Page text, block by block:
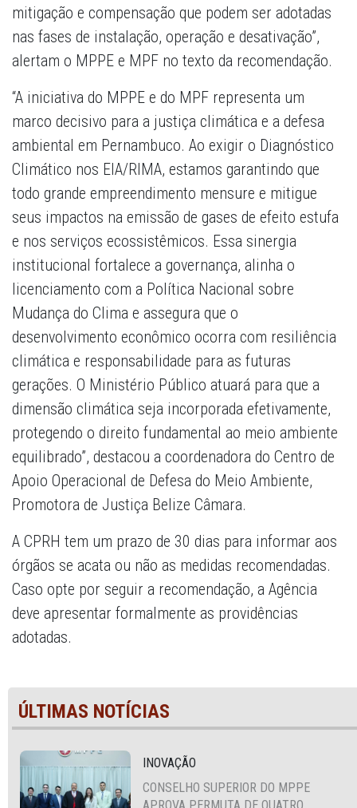
mitigação e compensação que podem ser adotadas
nas fases de instalação, operação e desativação”,
alertam o MPPE e MPF no texto da recomendação.
“A iniciativa do MPPE e do MPF representa um
marco decisivo para a justiça climática e a defesa
ambiental em Pernambuco. Ao exigir o Diagnóstico
Climático nos EIA/RIMA, estamos garantindo que
todo grande empreendimento mensure e mitigue
seus impactos na emissão de gases de efeito estufa
e nos serviços ecossistêmicos. Essa sinergia
institucional fortalece a governança, alinha o
licenciamento com a Política Nacional sobre
Mudança do Clima e assegura que o
desenvolvimento econômico ocorra com resiliência
climática e responsabilidade para as futuras
gerações. O Ministério Público atuará para que a
dimensão climática seja incorporada efetivamente,
protegendo o direito fundamental ao meio ambiente
equilibrado”, destacou a coordenadora do Centro de
Apoio Operacional de Defesa do Meio Ambiente,
Promotora de Justiça Belize Câmara.
A CPRH tem um prazo de 30 dias para informar aos
órgãos se acata ou não as medidas recomendadas.
Caso opte por seguir a recomendação, a Agência
deve apresentar formalmente as providências
adotadas.
ÚLTIMAS NOTÍCIAS
INOVAÇÃO
CONSELHO SUPERIOR DO MPPE